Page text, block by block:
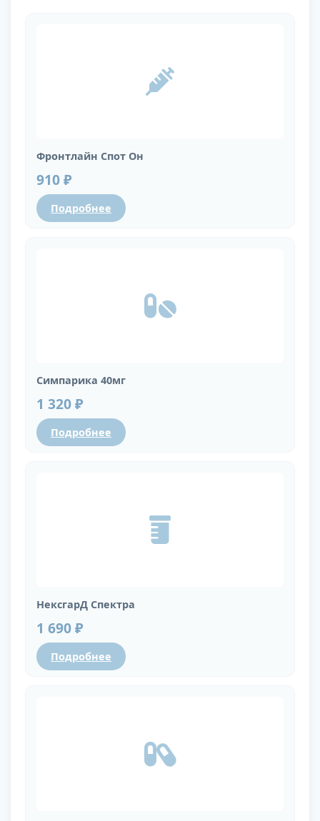
Фронтлайн Спот Он
910 ₽
Подробнее
Симпарика 40мг
1 320 ₽
Подробнее
НексгарД Спектра
1 690 ₽
Подробнее